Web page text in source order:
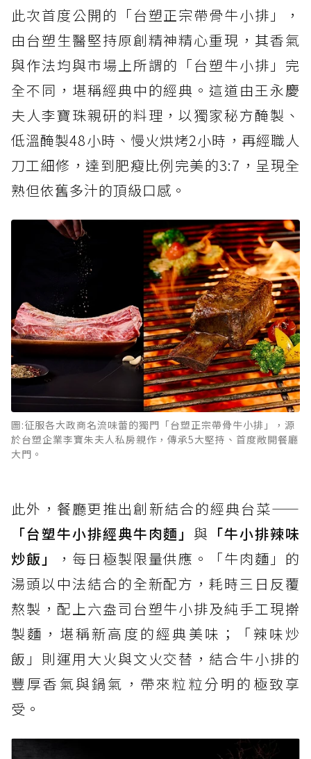
此次首度公開的「台塑正宗帶骨牛小排」，
由台塑生醫堅持原創精神精心重現，其香氣
與作法均與市場上所謂的「台塑牛小排」完
全不同，堪稱經典中的經典。這道由王永慶
夫人李寶珠親研的料理，以獨家秘方醃製、
低溫醃製48小時、慢火烘烤2小時，再經職人
刀工細修，達到肥瘦比例完美的3:7，呈現全
熟但依舊多汁的頂級口感。
圖:征服各大政商名流味蕾的獨門「台塑正宗帶骨牛小排」，源
於台塑企業李寶朱夫人私房親作，傳承5大堅持、首度敞開餐廳
大門。
此外，餐廳更推出創新結合的經典台菜——
「台塑牛小排經典牛肉麵」 與 「牛小排辣味
炒飯」
，每日極製限量供應。「牛肉麵」的
湯頭以中法結合的全新配方，耗時三日反覆
熬製，配上六盎司台塑牛小排及純手工現擀
製麵，堪稱新高度的經典美味；「辣味炒
飯」則運用大火與文火交替，結合牛小排的
豐厚香氣與鍋氣，帶來粒粒分明的極致享
受。